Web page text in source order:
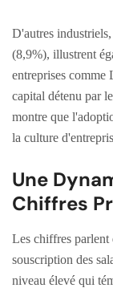
D'autres
(8,9%), illustrent
entreprises
capital détenu par
montre que
la culture
Une
Chiffres
Les chiffres parlent
souscription des
niveau élevé qui